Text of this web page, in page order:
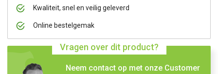
Kwaliteit, snel en veilig geleverd
Online bestelgemak
Vragen over dit product?
Neem contact op met onze Customer